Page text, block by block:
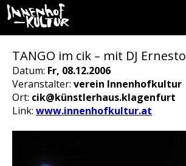
TANGO im cik – mit DJ Ernesto
Datum: Fr, 08.12.2006
Veranstalter: verein Innenhofkultur
Ort: cik@künstlerhaus.klagenfurt
Link: www.innenhofkultur.at